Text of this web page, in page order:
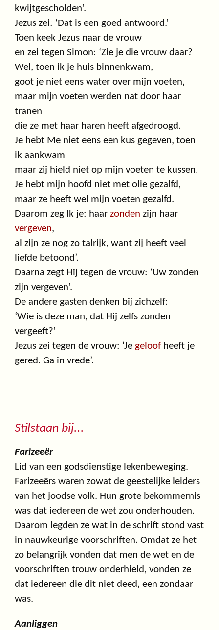
kwijtgescholden’.
Jezus zei: ‘Dat is een goed antwoord.’
Toen keek Jezus naar de vrouw
en zei tegen Simon: ‘Zie je die vrouw daar?
Wel, toen ik je huis binnenkwam,
goot je niet eens water over mijn voeten,
maar mijn voeten werden nat door haar
tranen
die ze met haar haren heeft afgedroogd.
Je hebt Me niet eens een kus gegeven, toen
ik aankwam
maar zij hield niet op mijn voeten te kussen.
Je hebt mijn hoofd niet met olie gezalfd,
maar ze heeft wel mijn voeten gezalfd.
Daarom zeg Ik je: haar zonden zijn haar
vergeven,
al zijn ze nog zo talrijk, want zij heeft veel
liefde betoond’.
Daarna zegt Hij tegen de vrouw: ‘Uw zonden
zijn vergeven’.
De andere gasten denken bij zichzelf:
‘Wie is deze man, dat Hij zelfs zonden
vergeeft?’
Jezus zei tegen de vrouw: ‘Je geloofheeft je
gered. Ga in vrede’.
Stilstaan bij...
Farizeeër
Lid van een godsdienstige lekenbeweging.
Farizeeërs waren zowat de geestelijke leiders
van het joodse volk. Hun grote bekommernis
was dat iedereen de wet zou onderhouden.
Daarom legden ze wat in de schrift stond vast
in nauwkeurige voorschriften. Omdat ze het
zo belangrijk vonden dat men de wet en de
voorschriften trouw onderhield, vonden ze
dat iedereen die dit niet deed, een zondaar
was.
Aanliggen